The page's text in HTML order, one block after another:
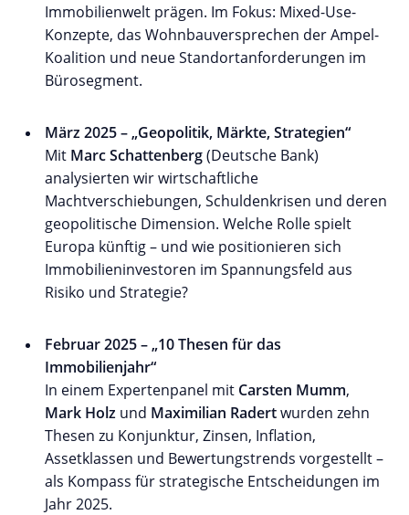
Immobilienwelt prägen. Im Fokus: Mixed-Use-
Konzepte, das Wohnbauversprechen der Ampel-
Koalition und neue Standortanforderungen im
Bürosegment.
März 2025 – „Geopolitik, Märkte, Strategien“
Mit Marc Schattenberg(Deutsche Bank)
analysierten wir wirtschaftliche
Machtverschiebungen, Schuldenkrisen und deren
geopolitische Dimension. Welche Rolle spielt
Europa künftig – und wie positionieren sich
Immobilieninvestoren im Spannungsfeld aus
Risiko und Strategie?
Februar 2025 – „10 Thesen für das
Immobilienjahr“
In einem Expertenpanel mit Carsten Mumm,
Mark Holz und Maximilian Radertwurden zehn
Thesen zu Konjunktur, Zinsen, Inflation,
Assetklassen und Bewertungstrends vorgestellt –
als Kompass für strategische Entscheidungen im
Jahr 2025.